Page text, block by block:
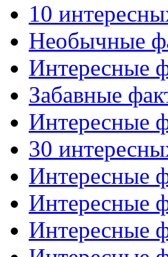
10
Необычные
Интересные
Забавные
Интересные
30
Интересные
Интересные
Интересные